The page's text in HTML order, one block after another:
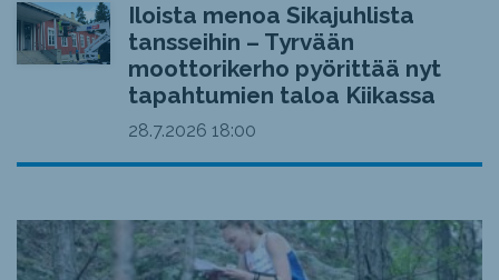
Iloista menoa Sikajuhlista
tansseihin – Tyrvään
moottorikerho pyörittää nyt
tapahtumien taloa Kiikassa
28.7.2026 18:00